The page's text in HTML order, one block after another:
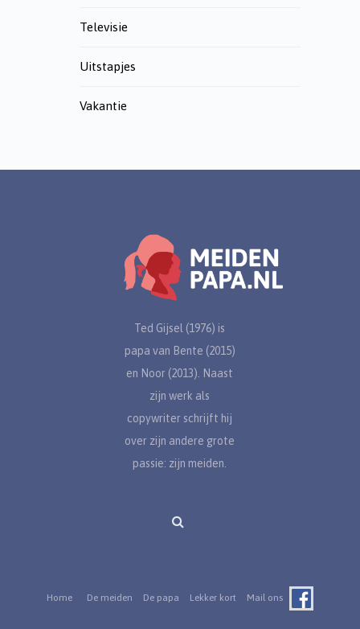
Televisie
Uitstapjes
Vakantie
Ted Gijsel (1976) is
papa van Bente (2015)
en Noor (2013). Naast
zijn werk als
copywriter schrijft hij
over zijn andere grote
passie: zijn meiden.
Home De meiden De papa Lekker kort Mail ons